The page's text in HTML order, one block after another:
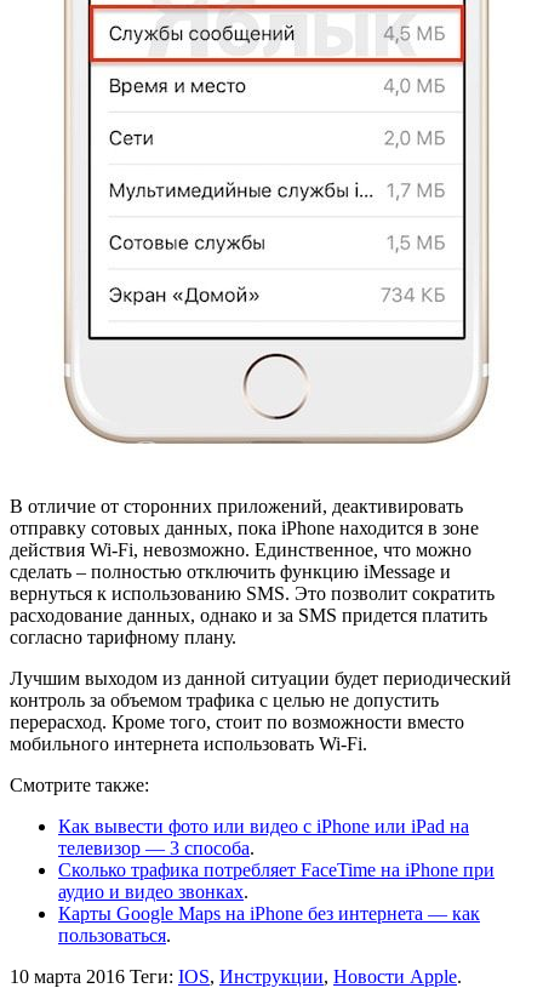
В отличие от сторонних приложений, деактивировать
отправку сотовых данных, пока iPhone находится в зоне
действия Wi-Fi, невозможно. Единственное, что можно
сделать – полностью отключить функцию iMessage и
вернуться к использованию SMS. Это позволит сократить
расходование данных, однако и за SMS придется платить
согласно тарифному плану.
Лучшим выходом из данной ситуации будет периодический
контроль за объемом трафика с целью не допустить
перерасход. Кроме того, стоит по возможности вместо
мобильного интернета использовать Wi-Fi.
Смотрите также:
Как вывести фото или видео с iPhone или iPad на
телевизор — 3 способа.
Сколько трафика потребляет FaceTime на iPhone при
аудио и видео звонках.
Карты Google Maps на iPhone без интернета — как
пользоваться.
10 марта 2016 Теги: IOS, Инструкции, Новости Apple.